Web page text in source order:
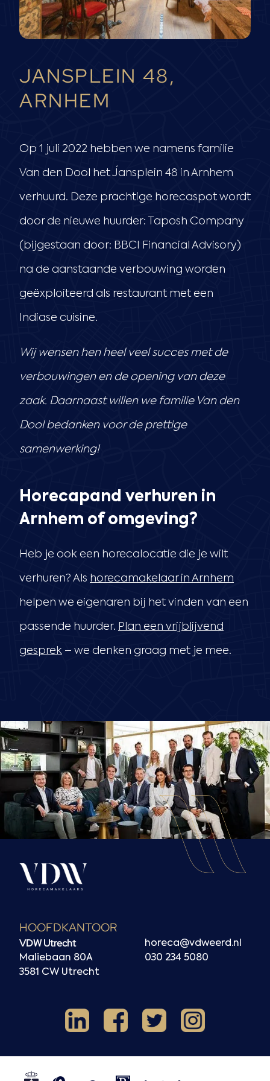
JANSPLEIN 48,
ARNHEM
Op 1 juli 2022 hebben we namens familie
Van den Dool het Jansplein 48 in Arnhem
verhuurd. Deze prachtige horecaspot wordt
door de nieuwe huurder: Taposh Company
(bijgestaan door: BBCI Financial Advisory)
na de aanstaande verbouwing worden
geëxploiteerd als restaurant met een
Indiase cuisine.
Wij wensen hen heel veel succes met de
verbouwingen en de opening van deze
zaak. Daarnaast willen we familie Van den
Dool bedanken voor de prettige
samenwerking!
Horecapand verhuren in
Arnhem of omgeving?
Heb je ook een horecalocatie die je wilt
verhuren? Als horecamakelaar in Arnhem
helpen we eigenaren bij het vinden van een
passende huurder. Plan een vrijblijvend
gesprek – we denken graag met je mee.
HOOFDKANTOOR
VDW Utrecht
Maliebaan 80A
3581 CW Utrecht
horeca@vdweerd.nl
030 234 5080
LinkedInFacebook
X Instagram
NVM